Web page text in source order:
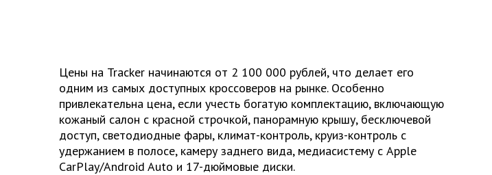
Цены на Tracker начинаются от 2 100 000 рублей, что делает его
одним из самых доступных кроссоверов на рынке. Особенно
привлекательна цена, если учесть богатую комплектацию, включающую
кожаный салон с красной строчкой, панорамную крышу, бесключевой
доступ, светодиодные фары, климат-контроль, круиз-контроль с
удержанием в полосе, камеру заднего вида, медиасистему с Apple
CarPlay/Android Auto и 17-дюймовые диски.